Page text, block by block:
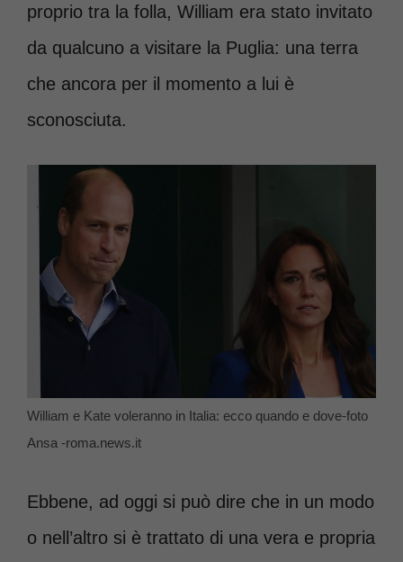
proprio tra la folla, William era stato invitato
da qualcuno a visitare la Puglia: una terra
che ancora per il momento a lui è
sconosciuta.
William e Kate voleranno in Italia: ecco quando e dove-foto
Ansa -roma.news.it
Ebbene, ad oggi si può dire che in un modo
o nell’altro si è trattato di una vera e propria